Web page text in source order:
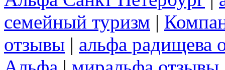
семейный туризм |
отзывы | альфа радищева